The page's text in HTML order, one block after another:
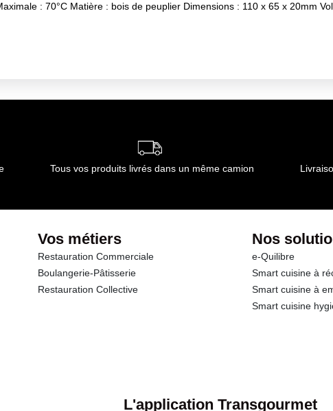
: 70°C Matière : bois de peuplier Dimensions : 110 x 65 x 20mm
Tous vos produits livrés dans un même camion
Vos métiers
Restauration Commerciale
Boulangerie-Pâtisserie
Restauration Collective
Nos
e-Quilibre
Smart cuisine à
Smart cuisine à
Smart cuisine
L'application Transgourmet